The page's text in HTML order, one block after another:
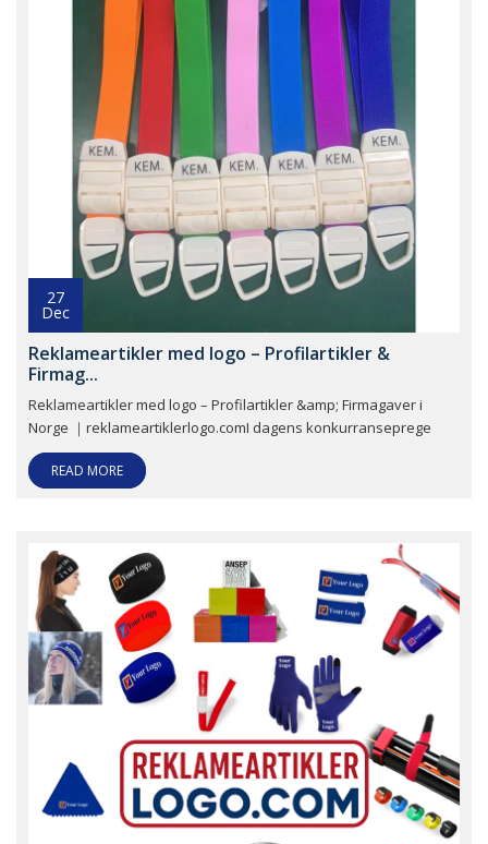
27
Dec
Reklameartikler med logo – Profilartikler &
Firmag...
Reklameartikler med logo – Profilartikler &amp; Firmagaver i
Norge ｜reklameartiklerlogo.comI dagens konkurranseprege
READ MORE